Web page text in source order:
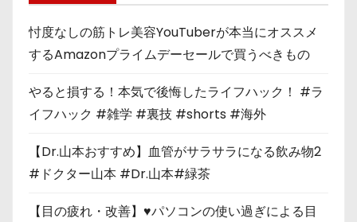
忖度なしの筋トレ美容YouTuberが本当にオススメ
するAmazonプライムデーセールで買うべきもの
やると損する！本気で後悔したライフハック！ #ラ
イフハック #雑学 #裏技 #shorts #海外
【Dr.山本おすすめ】血管がサラサラになる飲み物2
#ドクター山本 #Dr.山本#緑茶
【目の疲れ・改善】♥パソコンの使い過ぎによる目